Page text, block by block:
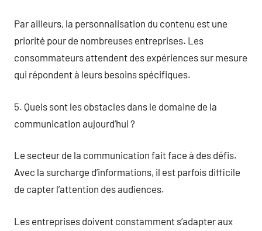
Par ailleurs, la personnalisation du contenu est une
priorité pour de nombreuses entreprises. Les
consommateurs attendent des expériences sur mesure
qui répondent à leurs besoins spécifiques.
5. Quels sont les obstacles dans le domaine de la
communication aujourd’hui ?
Le secteur de la communication fait face à des défis.
Avec la surcharge d’informations, il est parfois difficile
de capter l’attention des audiences.
Les entreprises doivent constamment s’adapter aux